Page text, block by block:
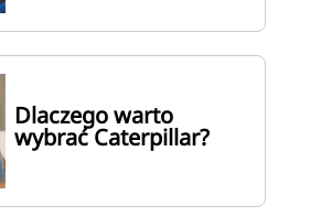
Dlaczego warto
wybrać Caterpillar?